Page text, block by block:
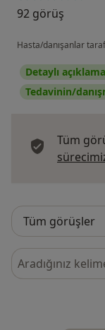
92 görüş
Hasta/danışanlar
Detaylı
Tedavinin/
Tüm
Görüşler